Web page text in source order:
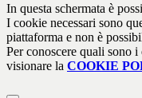
In questa schermata è
I cookie necessari sono
piattaforma e non è
Per conoscere quali sono
visionare la COOKIE